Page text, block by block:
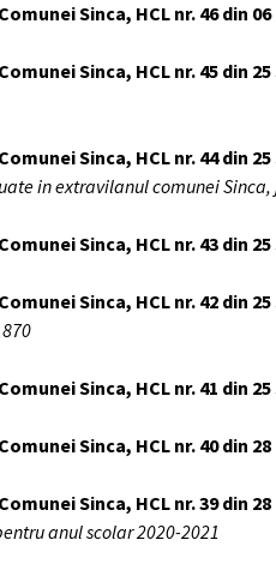
Sinca, HCL nr. 46 din
Sinca, HCL nr. 45 din
Sinca, HCL nr. 44 din
in extravilanul comunei Sinca,
Sinca, HCL nr. 43 din
Sinca, HCL nr. 42 din
Sinca, HCL nr. 41 din
Sinca, HCL nr. 40 din
Sinca, HCL nr. 39 din
anul scolar 2020-2021